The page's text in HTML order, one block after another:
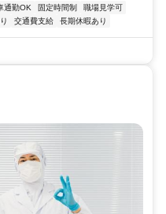
通勤OK 固定時間制
職場見学可
交通費支給 長期休暇あり